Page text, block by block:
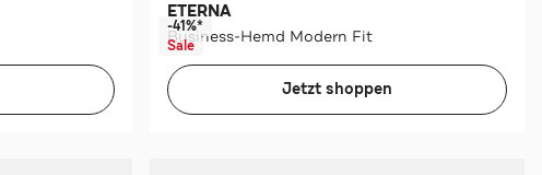
ETERNA
Business-Hemd Modern Fit
-41%*
Sale
Jetzt shoppen